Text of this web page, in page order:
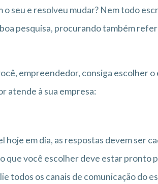
o seu e resolveu mudar? Nem todo
pesquisa, procurando também
empreendedor, consiga escolher
atende à sua empresa:
em dia, as respostas devem ser
que você escolher deve estar pronto
todos os canais de comunicação do